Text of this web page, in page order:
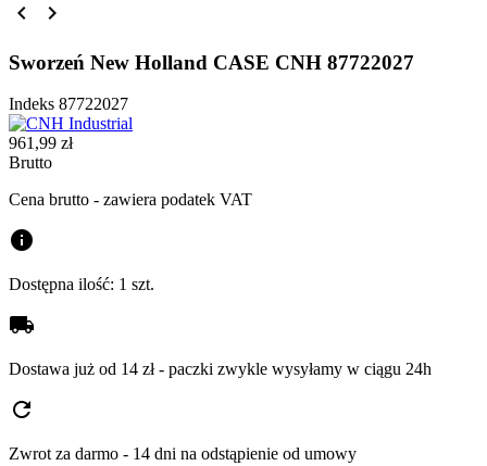
 
Sworzeń New Holland CASE CNH 87722027
Indeks 87722027
961,99 zł
Brutto
Cena brutto - zawiera podatek VAT
info
Dostępna ilość: 1 szt.
local_shipping
Dostawa już od 14 zł - paczki zwykle wysyłamy w ciągu 24h
refresh
Zwrot za darmo - 14 dni na odstąpienie od umowy